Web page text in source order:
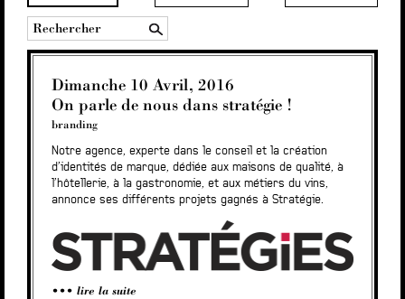
Dimanche 10 Avril, 2016
On parle de nous dans stratégie !
branding
Notre agence, experte dans le conseil et la création
d’identités de marque, dédiée aux maisons de qualité, à
l’hôtellerie, à la gastronomie, et aux métiers du vins,
annonce ses différents projets gagnés à Stratégie.
lire la suite